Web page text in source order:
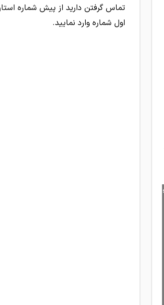
تماس گرفتن دارید از پیش شماره
اول شماره وارد نمایید.